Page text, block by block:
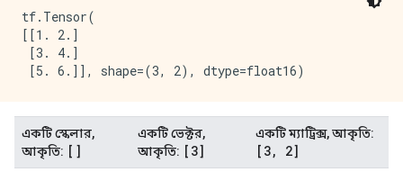
tf.Tensor(
[[1. 2.]
[3. 4.]
একটি স্কেলার,
আকৃতি: []
একটি ভেক্টর,
আকৃতি: [3]
একটি ম্যাট্রিক্স, আকৃতি:
[3, 2]